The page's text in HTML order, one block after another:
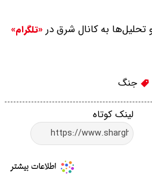
تحلیل‌ها به کانال شرق در «تلگرام»
جنگ
لینک کوتاه